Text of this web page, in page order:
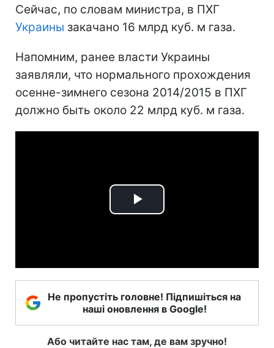
Сейчас, по словам министра, в ПХГ
Украины закачано 16 млрд куб. м газа.
Напомним, ранее власти Украины
заявляли, что нормального прохождения
осенне-зимнего сезона 2014/2015 в ПХГ
должно быть около 22 млрд куб. м газа.
Play
Не пропустіть головне! Підпишіться на
наші оновлення в Google!
Або читайте нас там, де вам зручно!